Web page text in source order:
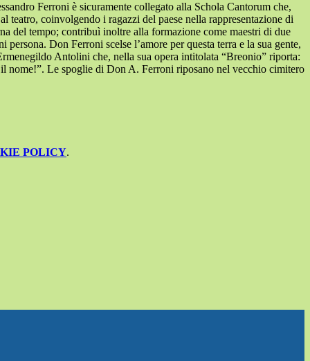
Ferroni è sicuramente collegato alla Schola Cantorum che,
teatro, coinvolgendo i ragazzi del paese nella rappresentazione di
del tempo; contribuì inoltre alla formazione come maestri di due
Don Ferroni scelse l’amore per questa terra e la sua gente,
Antolini che, nella sua opera intitolata “Breonio” riporta:
Le spoglie di Don A. Ferroni riposano nel vecchio cimitero
POLICY.